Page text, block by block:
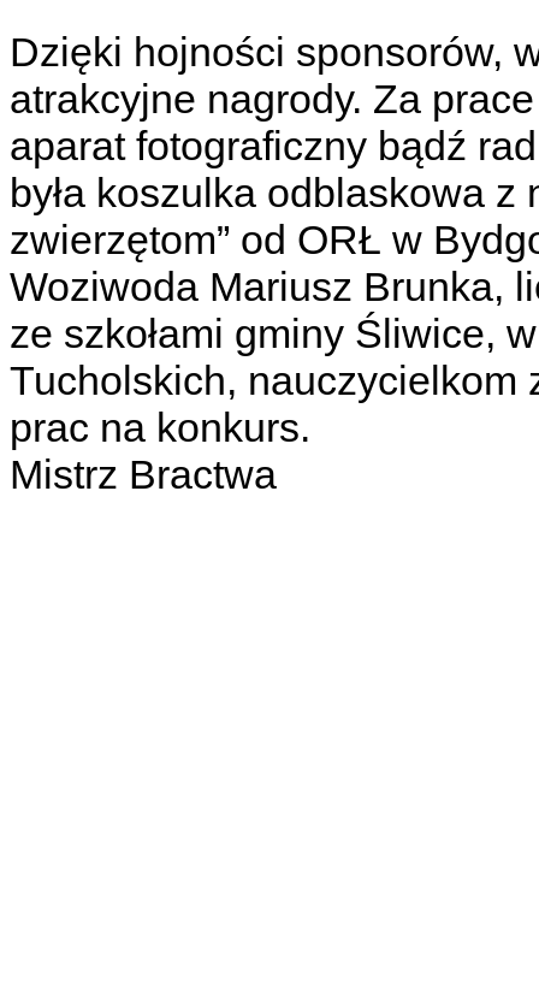
Dzięki hojności sponsorów,
atrakcyjne nagrody. Za
aparat fotograficzny bądź
była koszulka odblaskowa
zwierzętom” od ORŁ w
Woziwoda Mariusz Brunka,
ze szkołami gminy Śliwice,
Tucholskich, nauczycielkom
prac na konkurs.
Mistrz Bractwa